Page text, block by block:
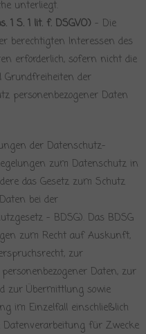
unterliegt.
1 S. 1 lit. f. DSGVO) – Die
berechtigten Interessen des
erforderlich, sofern nicht die
Grundfreiheiten der
personenbezogener Daten
der Datenschutz-
zum Datenschutz in
das Gesetz zum Schutz
bei der
– BDSG). Das BDSG
zum Recht auf Auskunft,
zur
Daten, zur
zur Übermittlung sowie
im Einzelfall einschließlich
für Zwecke